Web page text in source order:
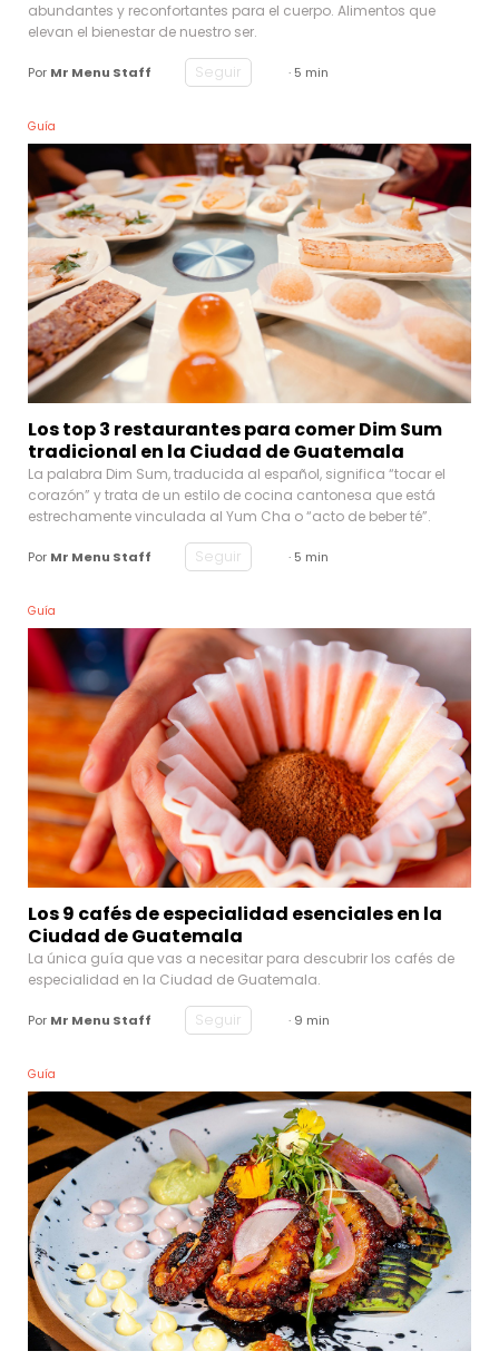
abundantes y reconfortantes para el cuerpo. Alimentos que
elevan el bienestar de nuestro ser.
Por Mr Menu Staff Seguir · 5 min
Guía
Los top 3 restaurantes para comer Dim Sum
tradicional en la Ciudad de Guatemala
La palabra Dim Sum, traducida al español, significa “tocar el
corazón” y trata de un estilo de cocina cantonesa que está
estrechamente vinculada al Yum Cha o “acto de beber té”.
Por Mr Menu Staff Seguir · 5 min
Guía
Los 9 cafés de especialidad esenciales en la
Ciudad de Guatemala
La única guía que vas a necesitar para descubrir los cafés de
especialidad en la Ciudad de Guatemala.
Por Mr Menu Staff Seguir · 9 min
Guía